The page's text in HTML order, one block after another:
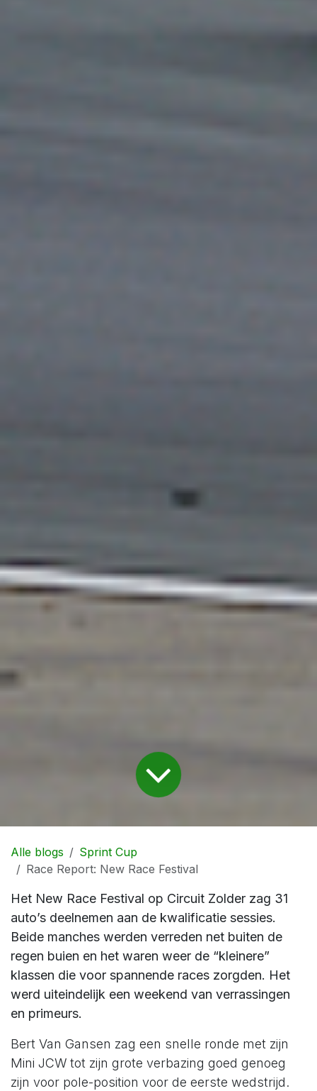
Alle blogs
Sprint Cup
Race Report: New Race Festival
Het New Race Festival op Circuit Zolder zag 31
auto’s deelnemen aan de kwalificatie sessies.
Beide manches werden verreden net buiten de
regen buien en het waren weer de “kleinere”
klassen die voor spannende races zorgden. Het
werd uiteindelijk een weekend van verrassingen
en primeurs.
Bert Van Gansen zag een snelle ronde met zijn
Mini JCW tot zijn grote verbazing goed genoeg
zijn voor pole-position voor de eerste wedstrijd.